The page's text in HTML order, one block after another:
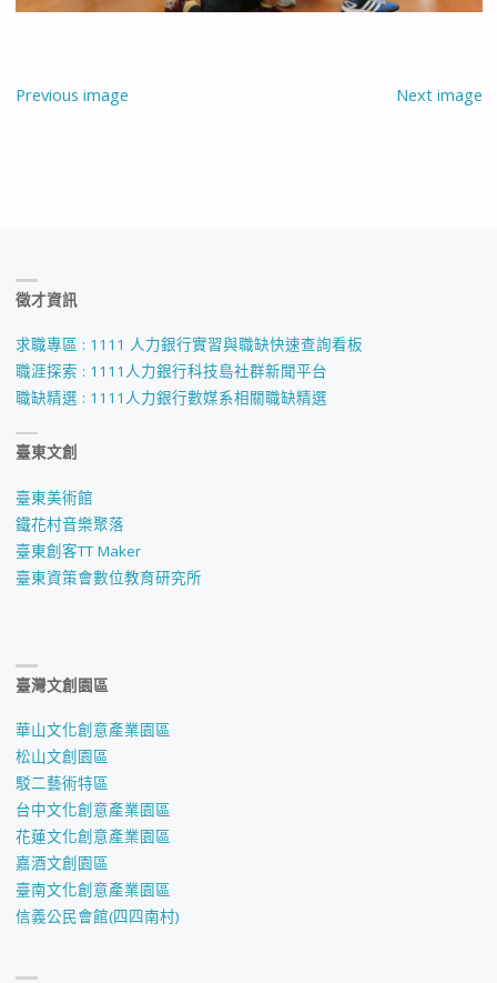
Previous image Next image
徵才資訊
求職專區 : 1111 人力銀行實習與職缺快速查詢看板
職涯探索 : 1111人力銀行科技島社群新聞平台
職缺精選 : 1111人力銀行數媒系相關職缺精選
臺東文創
臺東美術館
鐵花村音樂聚落
臺東創客TT Maker
臺東資策會數位教育研究所
臺灣文創園區
華山文化創意產業園區
松山文創園區
駁二藝術特區
台中文化創意產業園區
花蓮文化創意產業園區
嘉酒文創園區
臺南文化創意產業園區
信義公民會館(四四南村)